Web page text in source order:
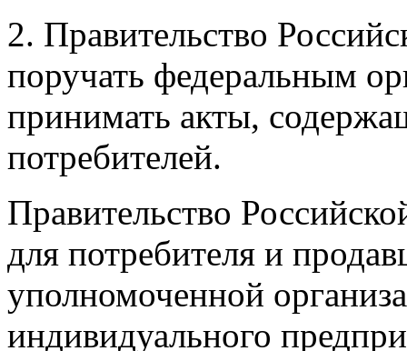
2. Правительство
поручать федеральным
принимать акты,
потребителей.
Правительство
для потребителя и
уполномоченной
индивидуального